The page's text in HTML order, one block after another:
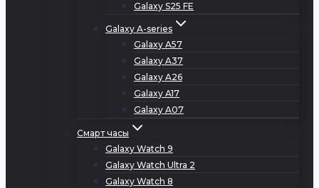
Galaxy S25 FE
Galaxy A-series
Galaxy A57
Galaxy A37
Galaxy A26
Galaxy A17
Galaxy A07
Смарт часы
Galaxy Watch 9
Galaxy Watch Ultra 2
Galaxy Watch 8